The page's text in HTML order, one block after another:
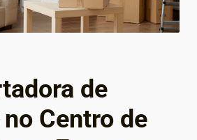
de
Centro de